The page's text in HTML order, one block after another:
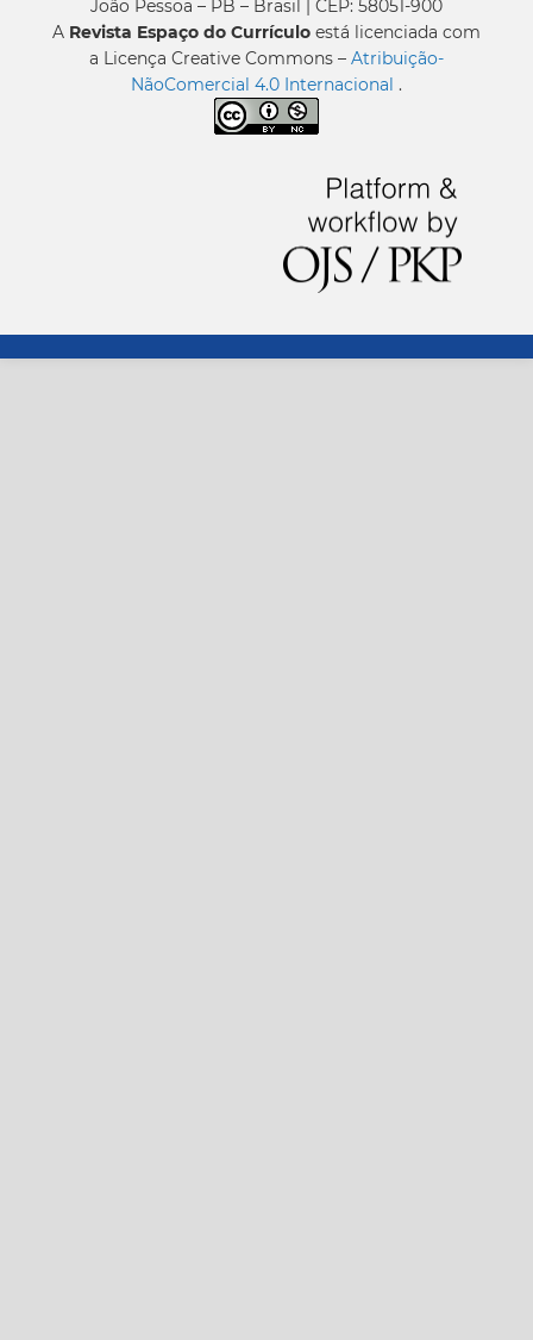
João Pessoa – PB – Brasil | CEP: 58051-900
A Revista Espaço do Currículo está licenciada com
a Licença Creative Commons – Atribuição-
NãoComercial 4.0 Internacional .